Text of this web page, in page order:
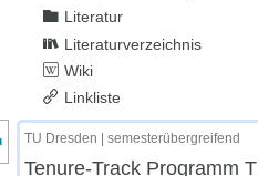
Literatur
Literaturverzeichnis
Wiki
Linkliste
des Kursmenüs
TU Dresden | semesterübergreifend
Tenure-Track Programm